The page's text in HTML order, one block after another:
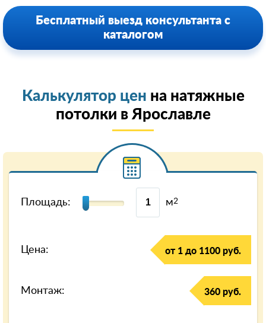
Бесплатный выезд консультанта с
каталогом
Калькулятор цен на натяжные
потолки в Ярославле
Площадь: м2
Цена: от 1 до 1100 руб.
Монтаж: 360 руб.